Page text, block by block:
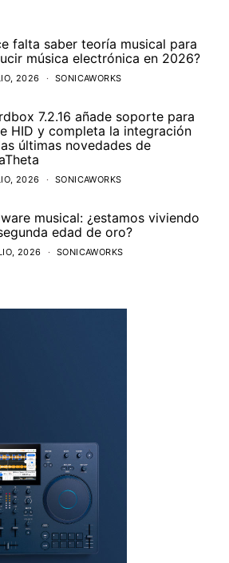
falta saber teoría musical para
música electrónica en 2026?
2026 SONICAWORKS
7.2.16 añade soporte para
HID y completa la integración
últimas novedades de
2026 SONICAWORKS
musical: ¿estamos viviendo
edad de oro?
2026 SONICAWORKS